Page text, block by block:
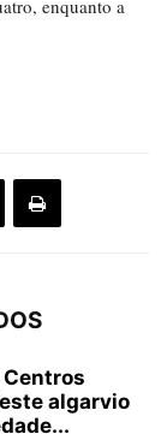
enquanto a
Centros
algarvio